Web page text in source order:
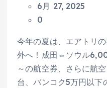
6月 27, 2025
0
今年の夏は、エアトリ
外へ！成田⇔ソウル
～の航空券、さらに航
台、バンコク5万円以下